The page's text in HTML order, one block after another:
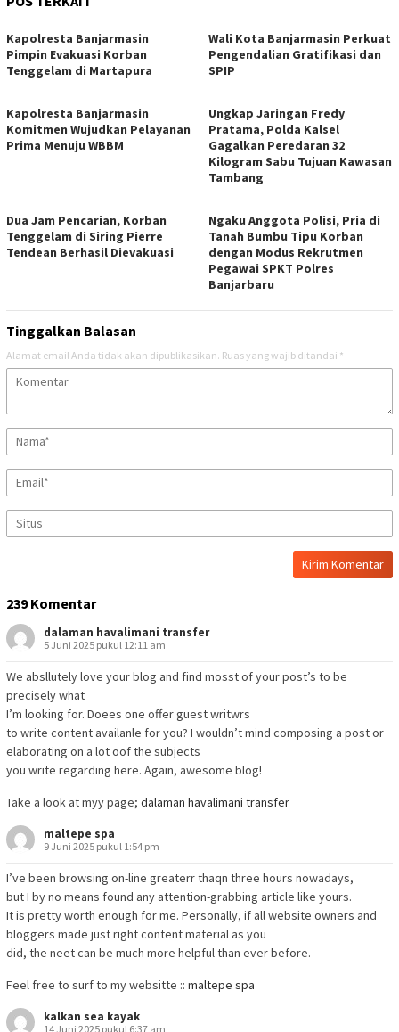
Kapolresta Banjarmasin
Pimpin Evakuasi Korban
Tenggelam di Martapura
Wali Kota Banjarmasin Perkuat
Pengendalian Gratifikasi dan
SPIP
Kapolresta Banjarmasin
Komitmen Wujudkan Pelayanan
Prima Menuju WBBM
Ungkap Jaringan Fredy
Pratama, Polda Kalsel
Gagalkan Peredaran 32
Kilogram Sabu Tujuan Kawasan
Tambang
Dua Jam Pencarian, Korban
Tenggelam di Siring Pierre
Tendean Berhasil Dievakuasi
Ngaku Anggota Polisi, Pria di
Tanah Bumbu Tipu Korban
dengan Modus Rekrutmen
Pegawai SPKT Polres
Banjarbaru
Tinggalkan Balasan
Alamat email Anda tidak akan dipublikasikan. Ruas yang wajib ditandai *
239 Komentar
dalaman havalimani transfer
5 Juni 2025 pukul 12:11 am
We absllutely love your blog and find mosst of your post’s to be
precisely what
I’m looking for. Doees one offer guest writwrs
to write content availanle for you? I wouldn’t mind composing a post or
elaborating on a lot oof the subjects
you write regarding here. Again, awesome blog!
Take a look at myy page; dalaman havalimani transfer
maltepe spa
9 Juni 2025 pukul 1:54 pm
I’ve been browsing on-line greaterr thaqn three hours nowadays,
but I by no means found any attention-grabbing article like yours.
It is pretty worth enough for me. Personally, if all website owners and
bloggers made just right content material as you
did, the neet can be much more helpful than ever before.
Feel free to surf to my websitte :: maltepe spa
kalkan sea kayak
14 Juni 2025 pukul 6:37 am